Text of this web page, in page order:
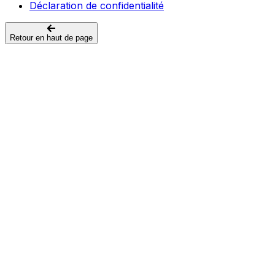
Déclaration de confidentialité
Retour en haut de page